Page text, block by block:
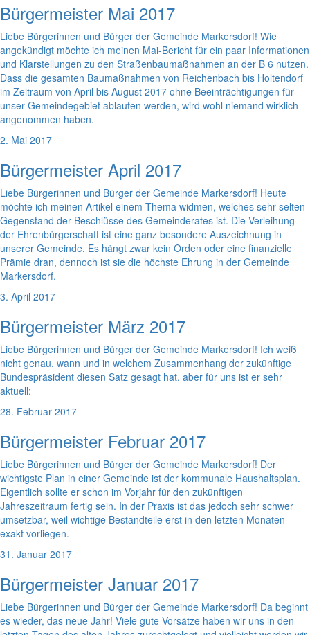
Bürgermeister Mai 2017
Liebe Bürgerinnen und Bürger der Gemeinde Markersdorf! Wie
angekündigt möchte ich meinen Mai-Bericht für ein paar Informationen
und Klarstellungen zu den Straßenbaumaßnahmen an der B 6 nutzen.
Dass die gesamten Baumaßnahmen von Reichenbach bis Holtendorf
im Zeitraum von April bis August 2017 ohne Beeinträchtigungen für
unser Gemeindegebiet ablaufen werden, wird wohl niemand wirklich
angenommen haben.
2. Mai 2017
Bürgermeister April 2017
Liebe Bürgerinnen und Bürger der Gemeinde Markersdorf! Heute
möchte ich meinen Artikel einem Thema widmen, welches sehr selten
Gegenstand der Beschlüsse des Gemeinderates ist. Die Verleihung
der Ehrenbürgerschaft ist eine ganz besondere Auszeichnung in
unserer Gemeinde. Es hängt zwar kein Orden oder eine finanzielle
Prämie dran, dennoch ist sie die höchste Ehrung in der Gemeinde
Markersdorf.
3. April 2017
Bürgermeister März 2017
Liebe Bürgerinnen und Bürger der Gemeinde Markersdorf! Ich weiß
nicht genau, wann und in welchem Zusammenhang der zukünftige
Bundespräsident diesen Satz gesagt hat, aber für uns ist er sehr
aktuell:
28. Februar 2017
Bürgermeister Februar 2017
Liebe Bürgerinnen und Bürger der Gemeinde Markersdorf! Der
wichtigste Plan in einer Gemeinde ist der kommunale Haushaltsplan.
Eigentlich sollte er schon im Vorjahr für den zukünftigen
Jahreszeitraum fertig sein. In der Praxis ist das jedoch sehr schwer
umsetzbar, weil wichtige Bestandteile erst in den letzten Monaten
exakt vorliegen.
31. Januar 2017
Bürgermeister Januar 2017
Liebe Bürgerinnen und Bürger der Gemeinde Markersdorf! Da beginnt
es wieder, das neue Jahr! Viele gute Vorsätze haben wir uns in den